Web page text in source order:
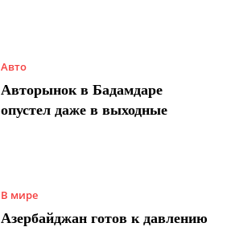
Авто
Авторынок в Бадамдаре
опустел даже в выходные
В мире
Азербайджан готов к давлению